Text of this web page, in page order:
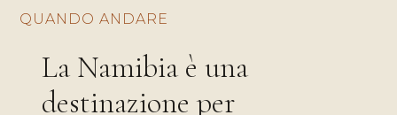
QUANDO ANDARE
La Namibia è una
destinazione per